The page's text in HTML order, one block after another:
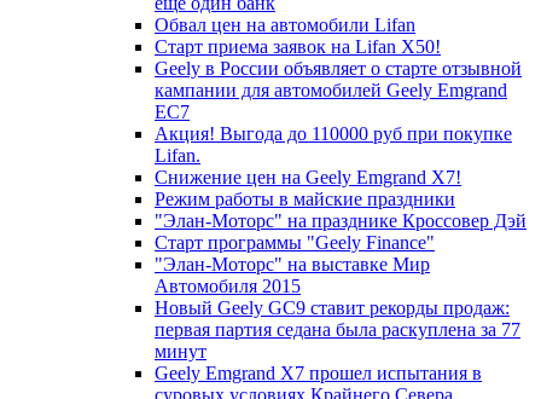
Обвал цен на автомобили Lifan
Старт приема заявок на Lifan X50!
Geely в России объявляет о старте отзывной
кампании для автомобилей Geely Emgrand
EC7
Акция! Выгода до 110000 руб при покупке
Lifan.
Снижение цен на Geely Emgrand X7!
Режим работы в майские праздники
"Элан-Моторс" на празднике Кроссовер Дэй
Старт программы "Geely Finance"
"Элан-Моторс" на выставке Мир
Автомобиля 2015
Новый Geely GC9 ставит рекорды продаж:
первая партия седана была раскуплена за 77
минут
Geely Emgrand X7 прошел испытания в
суровых условиях Крайнего Севера